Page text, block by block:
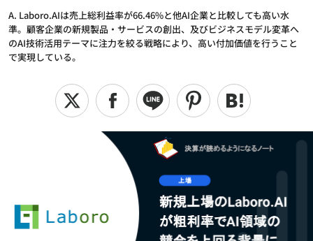
A. Laboro.AIは売上総利益率が66.46%と他AI企業と比較しても高い水
準。顧客企業の新規製品・サービスの創出、及びビジネスモデル変革へ
のAI技術活用テーマに注力を絞る戦略により、高い付加価値を行うこと
で実現している。